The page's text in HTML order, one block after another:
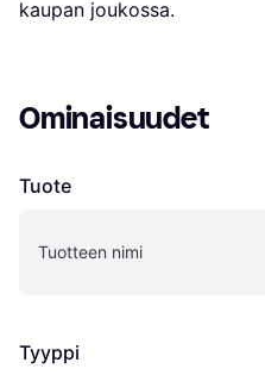
kaupan joukossa.
Ominaisuudet
Tuote
Tuotteen nimi
Tyyppi